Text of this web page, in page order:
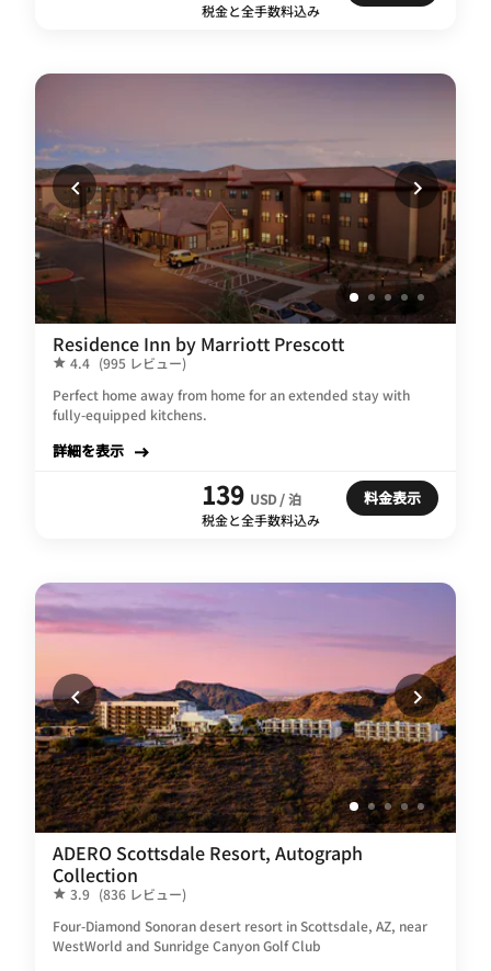
税金と全手数料込み
Residence Inn by Marriott Prescott
4.4 (995 レビュー)
Perfect home away from home for an extended stay with
fully-equipped kitchens.
詳細を表示
139 USD / 泊
税金と全手数料込み
料金表示
ADERO Scottsdale Resort, Autograph
Collection
3.9 (836 レビュー)
Four-Diamond Sonoran desert resort in Scottsdale, AZ, near
WestWorld and Sunridge Canyon Golf Club